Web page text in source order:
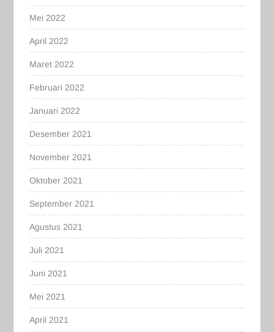
Mei 2022
April 2022
Maret 2022
Februari 2022
Januari 2022
Desember 2021
November 2021
Oktober 2021
September 2021
Agustus 2021
Juli 2021
Juni 2021
Mei 2021
April 2021